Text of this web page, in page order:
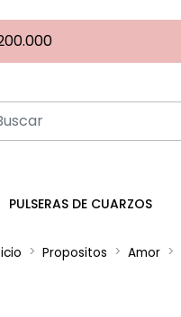
PULSERAS DE CUARZOS
Propositos Amor